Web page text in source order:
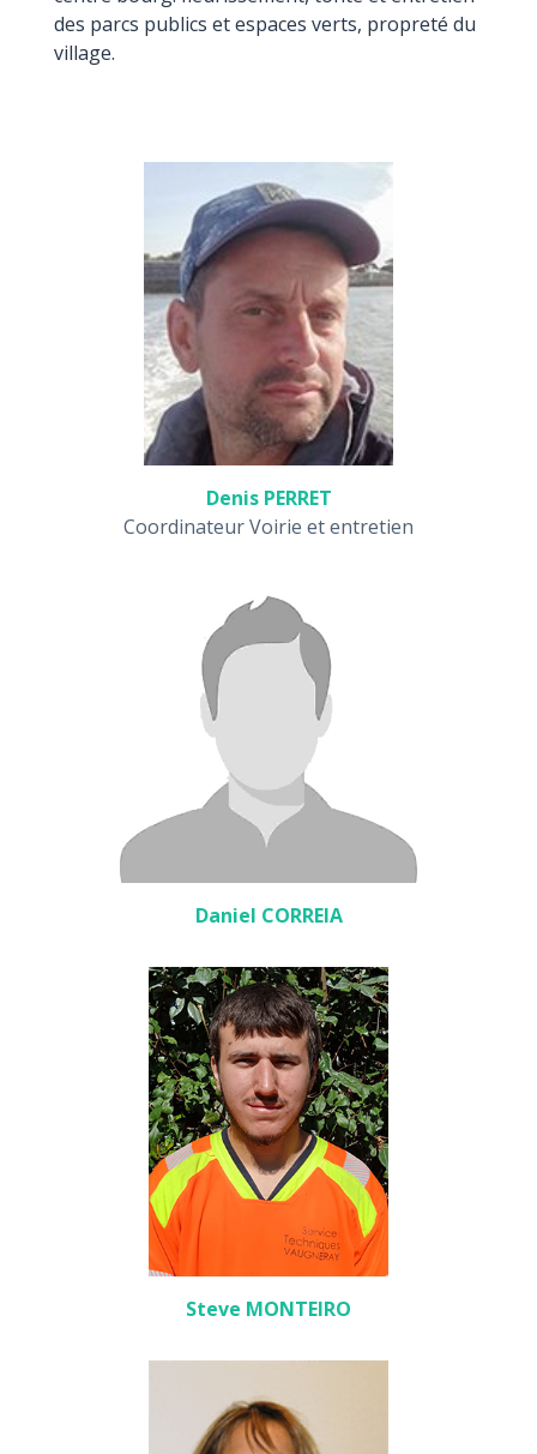
des parcs publics et espaces verts, propreté du
village.
Denis PERRET
Coordinateur Voirie et entretien
Daniel CORREIA
Steve MONTEIRO